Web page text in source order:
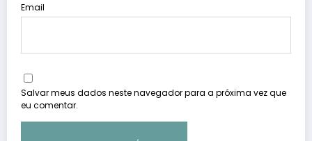
Email
Salvar meus dados neste navegador para a próxima vez que
eu comentar.